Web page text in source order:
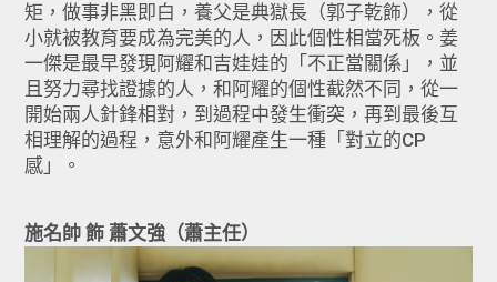
矩，做事非黑即白，養父是典獄長（郭子乾飾），從
小就被教育要成為完美的人，因此個性相當死板。姜
一傑是最早發現阿耀和吉娃娃的「不正當關係」，並
且努力尋找證據的人，和阿耀的個性截然不同，從一
開始兩人針鋒相對，到過程中發生衝突，再到最後互
相理解的過程，意外和阿耀產生一種「對立的CP
感」。
施名帥 飾 蕭文強（蕭主任）